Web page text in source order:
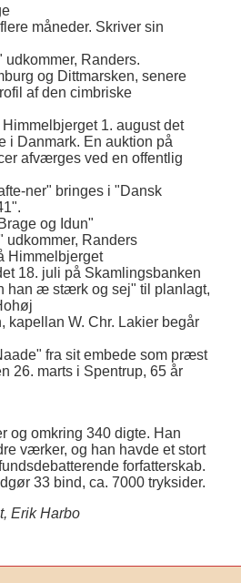
måneder. Skriver sin
Randers.
og Dittmarsken, senere
af den cimbriske
1. august det
i Danmark. En auktion på
afværges ved en offentlig
ner" bringes i "Dansk
og Idun"
udkommer, Randers
Himmelbjerget
18. juli på Skamlingsbanken
han æ stærk og sej" til planlagt,
kapellan W. Chr. Lakier begår
fra sit embede som præst
26. marts i Spentrup, 65 år
og omkring 340 digte. Han
værker, og han havde et stort
forfatterskab.
33 bind, ca. 7000 tryksider.
Erik Harbo